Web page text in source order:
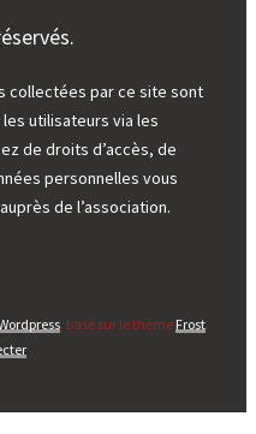
collectées par ce site sont
utilisateurs via les
de droits d’accès, de
personnelles vous
de l’association.
, basé sur le thème Frost.